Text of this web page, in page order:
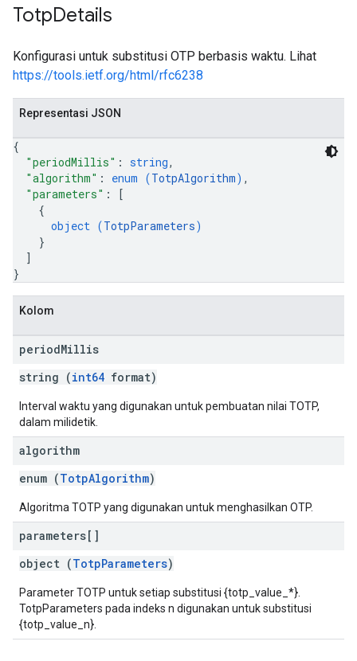
TotpDetails
Konfigurasi untuk substitusi OTP berbasis waktu. Lihat
https://tools.ietf.org/html/rfc6238
Representasi JSON
{
"periodMillis" : string,
"algorithm" : enum (TotpAlgorithm) ,
"parameters" :
[
{
object (TotpParameters)
}
]
}
Kolom
periodMillis
string (int64 format)
Interval waktu yang digunakan untuk pembuatan nilai TOTP,
dalam milidetik.
algorithm
enum (TotpAlgorithm)
Algoritma TOTP yang digunakan untuk menghasilkan OTP.
parameters[]
object (TotpParameters)
Parameter TOTP untuk setiap substitusi {totp_value_*}.
TotpParameters pada indeks n digunakan untuk substitusi
{totp_value_n}.